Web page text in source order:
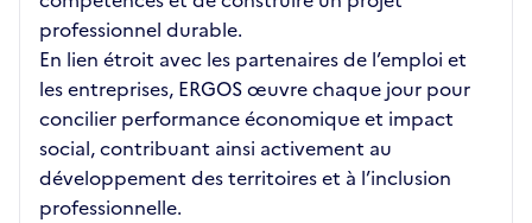
professionnel durable.
En lien étroit avec les partenaires de l’emploi et
les entreprises, ERGOS œuvre chaque jour pour
concilier performance économique et impact
social, contribuant ainsi activement au
développement des territoires et à l’inclusion
professionnelle.